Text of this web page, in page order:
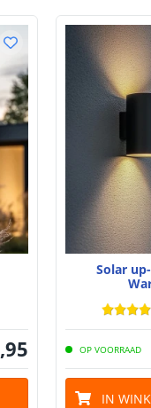
,95
Solar
OP VOORRAAD
IN